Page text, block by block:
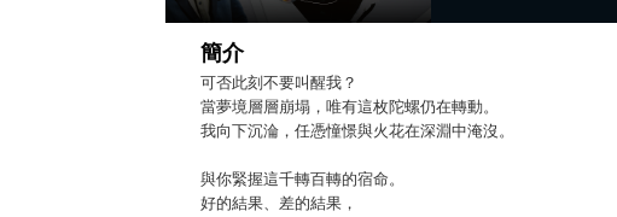
簡介
可否此刻不要叫醒我？
當夢境層層崩塌，唯有這枚陀螺仍在轉動。
我向下沉淪，任憑憧憬與火花在深淵中淹沒。
與你緊握這千轉百轉的宿命。
好的結果、差的結果，